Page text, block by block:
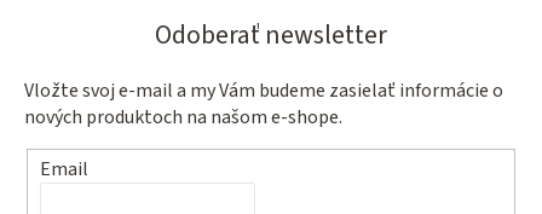
Odoberať newsletter
Vložte svoj e-mail a my Vám budeme zasielať informácie o
nových produktoch na našom e-shope.
Email